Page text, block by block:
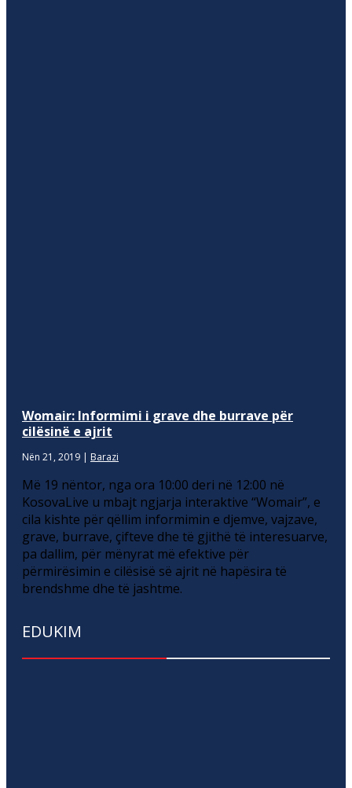
Womair: Informimi i grave dhe burrave për
cilësinë e ajrit
Nën 21, 2019 | Barazi
Më 19 nëntor, nga ora 10:00 deri në 12:00 në
KosovaLive u mbajt ngjarja interaktive “Womair”, e
cila kishte për qëllim informimin e djemve, vajzave,
grave, burrave, çifteve dhe të gjithë të interesuarve,
pa dallim, për mënyrat më efektive për
përmirësimin e cilësisë së ajrit në hapësira të
brendshme dhe të jashtme.
EDUKIM